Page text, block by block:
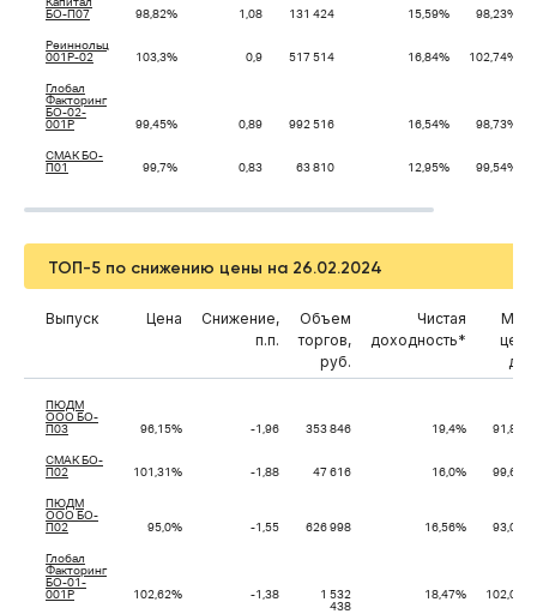
БО-П07
98,82% 1,08 131 424 15,59% 98,23%
Реиннольц
001Р-02
103,3% 0,9 517 514 16,84% 102,74%
Глобал
Факторинг
БО-02-
001P
99,45% 0,89 992 516 16,54% 98,73%
СМАК БО-
П01
99,7% 0,83 63 810 12,95% 99,54%
ТОП-5 по снижению цены на 26.02.2024
Выпуск Цена
Снижение,
п.п.
Объем
торгов,
руб.
Чистая
доходность*
Мин.
цена
дня
ПЮДМ
ООО БО-
П03
96,15% -1,96 353 846 19,4% 91,86%
СМАК БО-
П02
101,31% -1,88 47 616 16,0% 99,62%
ПЮДМ
ООО БО-
П02
95,0% -1,55 626 998 16,56% 93,02%
Глобал
Факторинг
БО-01-
001P
102,62% -1,38
1 532
438
18,47% 102,06%